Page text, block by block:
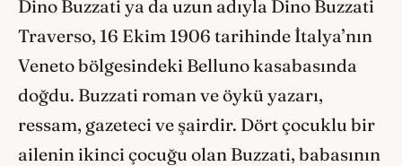
Dino Buzzati ya da uzun adıyla Dino Buzzati
Traverso, 16 Ekim 1906 tarihinde İtalya’nın
Veneto bölgesindeki Belluno kasabasında
doğdu. Buzzati roman ve öykü yazarı,
ressam, gazeteci ve şairdir. Dört çocuklu bir
ailenin ikinci çocuğu olan Buzzati, babasının